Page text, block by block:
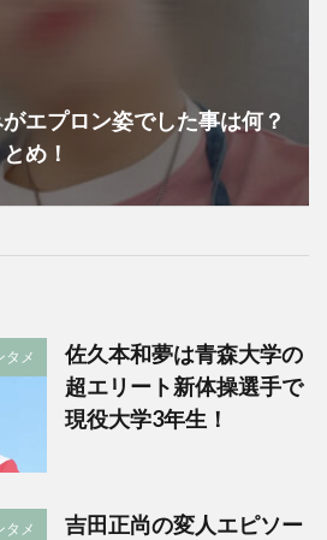
エプロン姿でした事は何？
め！
タメ
佐久本和夢は青森大学の
超エリート新体操選手で
現役大学3年生！
タメ
吉田正尚の変人エピソー